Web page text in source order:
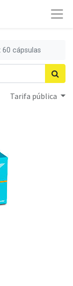
cápsulas
Tarifa pública